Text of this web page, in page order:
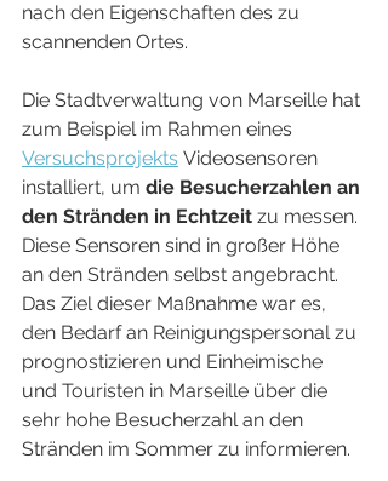
nach den Eigenschaften des zu
scannenden Ortes.
Die Stadtverwaltung von Marseille hat
zum Beispiel im Rahmen eines
Versuchsprojekts Videosensoren
installiert, um die Besucherzahlen an
den Stränden in Echtzeit zu messen.
Diese Sensoren sind in großer Höhe
an den Stränden selbst angebracht.
Das Ziel dieser Maßnahme war es,
den Bedarf an Reinigungspersonal zu
prognostizieren und Einheimische
und Touristen in Marseille über die
sehr hohe Besucherzahl an den
Stränden im Sommer zu informieren.